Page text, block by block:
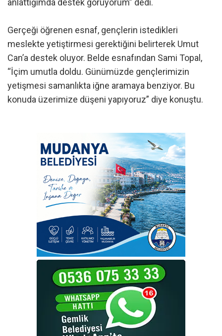
Gerçeği öğrenen esnaf, gençlerin istedikleri
meslekte yetiştirmesi gerektiğini belirterek Umut
Can’a destek oluyor. Belde esnafından Sami Topal,
“İçim umutla doldu. Günümüzde gençlerimizin
yetişmesi samanlıkta iğne aramaya benziyor. Bu
konuda üzerimize düşeni yapıyoruz” diye konuştu.